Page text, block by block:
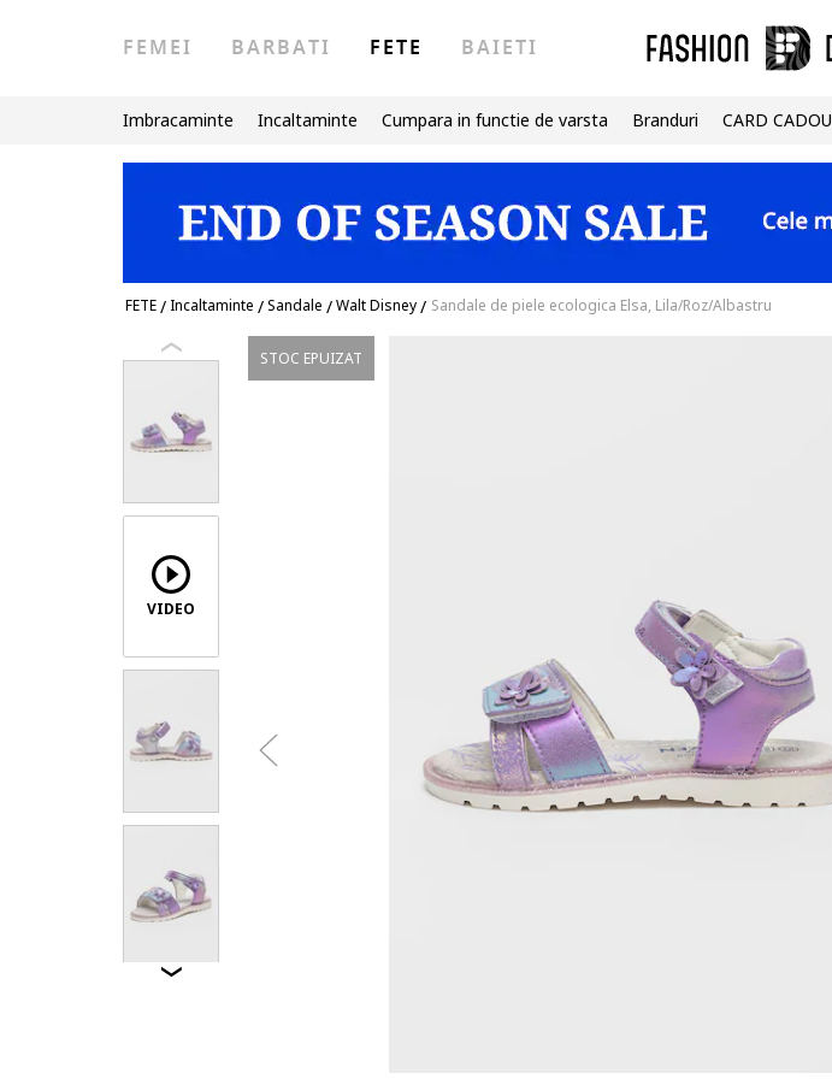
FEMEI BARBATI FETE BAIETI
Imbracaminte Incaltaminte Cumpara in functie de varsta Branduri CARD CADOU
FETE/Incaltaminte /Sandale /Walt Disney/ Sandale de piele ecologica Elsa, Lila/Roz/Albastru
VIDEO
STOC EPUIZAT